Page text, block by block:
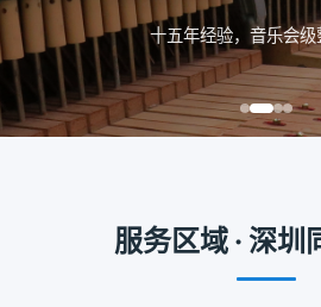
十五年经验，音乐会级
服务区域 · 深圳